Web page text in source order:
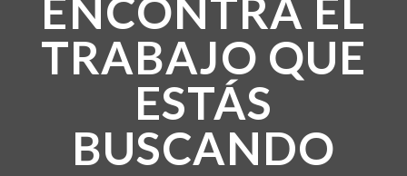
ENCONTRÁ EL
TRABAJO QUE
ESTÁS
BUSCANDO